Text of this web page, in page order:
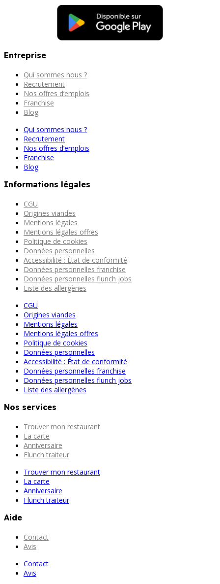
Entreprise
Qui sommes nous ?
Recrutement
Nos offres d’emplois
Franchise
Blog
Qui sommes nous ?
Recrutement
Nos offres d’emplois
Franchise
Blog
Informations légales
CGU
Origines viandes
Mentions légales
Mentions légales offres
Politique de cookies
Données personnelles
Accessibilité : État de conformité
Données personnelles franchise
Données personnelles flunch jobs
Liste des allergènes
CGU
Origines viandes
Mentions légales
Mentions légales offres
Politique de cookies
Données personnelles
Accessibilité : État de conformité
Données personnelles franchise
Données personnelles flunch jobs
Liste des allergènes
Nos services
Trouver mon restaurant
La carte
Anniversaire
Flunch traiteur
Trouver mon restaurant
La carte
Anniversaire
Flunch traiteur
Aide
Contact
Avis
Contact
Avis